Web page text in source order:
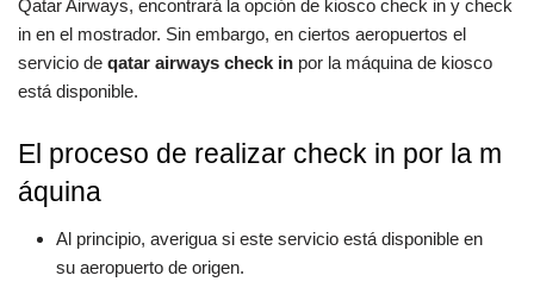
Qatar Airways, encontrará la opción de kiosco check in y check
in en el mostrador. Sin embargo, en ciertos aeropuertos el
servicio de qatar airways check in por la máquina de kiosco
está disponible.
El proceso de realizar check in por la m
áquina
Al principio, averigua si este servicio está disponible en
su aeropuerto de origen.